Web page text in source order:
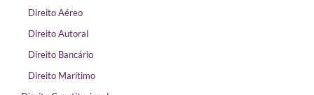
Direito Aéreo
Direito Autoral
Direito Bancário
Direito Marítimo